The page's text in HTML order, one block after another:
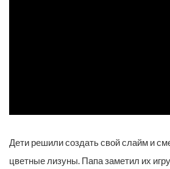
Дети решили создать свой слайм и
цветные лизуны. Папа заметил их